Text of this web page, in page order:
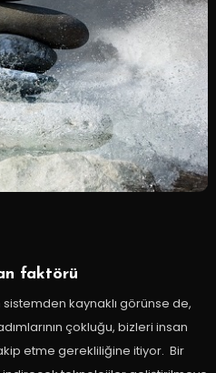
faktörü
kaynaklı görünse de,
çokluğu, bizleri insan
etme gerekliliğine itiyor. Bir